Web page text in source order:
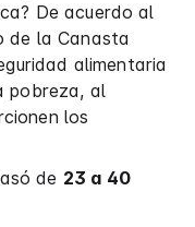
De acuerdo al
de la Canasta
alimentaria
pobreza, al
los
de 23 a 40